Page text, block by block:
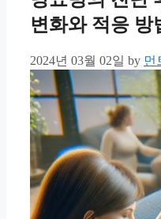
변화와 적응 방
2024년 03월 02일 by 먼